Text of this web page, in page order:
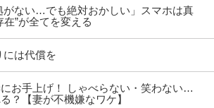
がない…でも絶対おかしい」スマホは真
”が全てを変える
には代償を
お手上げ！ しゃべらない・笑わない…
？【妻が不機嫌なワケ】